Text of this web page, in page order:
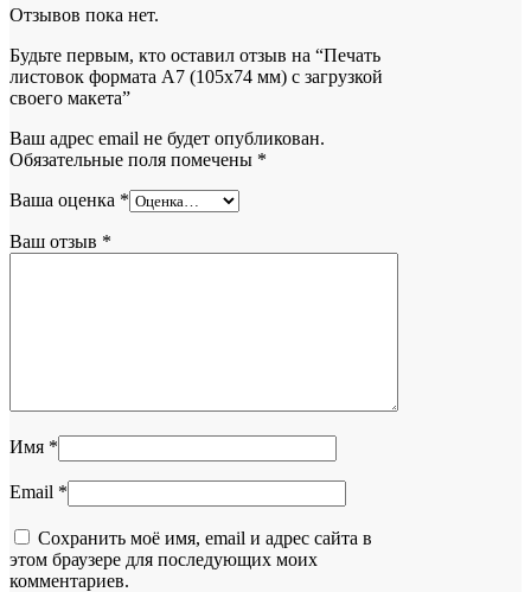
Отзывов пока нет.
Будьте первым, кто оставил отзыв на “Печать
листовок формата А7 (105х74 мм) с загрузкой
своего макета”
Ваш адрес email не будет опубликован.
Обязательные поля помечены *
Ваша оценка *
Ваш отзыв *
Имя *
Email *
Сохранить моё имя, email и адрес сайта в
этом браузере для последующих моих
комментариев.